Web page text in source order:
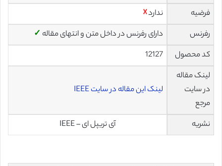
فرضیه
ندارد☓
رفرنس
دارای رفرنس در داخل متن و انتهای مقاله ✓
کد محصول
12127
لینک مقاله
در سایت
مرجع
لینک این مقاله در سایت IEEE
نشریه آی تریپل ای – IEEE